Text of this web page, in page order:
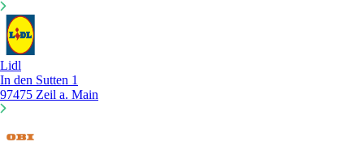
Lidl
In den Sutten 1
97475 Zeil a. Main